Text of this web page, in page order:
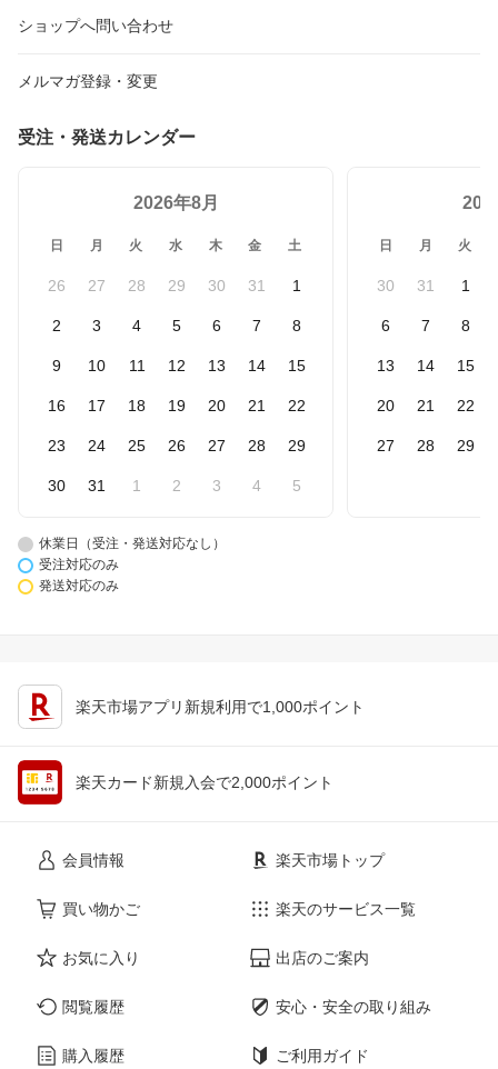
ショップへ問い合わせ
メルマガ登録・変更
受注・発送カレンダー
2026年8月
日 月 火 水 木 金 土
26 27 28 29 30 31 1
2 3 4 5 6 7 8
9 10 11 12 13 14 15
16 17 18 19 20 21 22
23 24 25 26 27 28 29
30 31 1 2 3 4 5
日 月 火
30 31 1
6 7 8
13 14 15
20 21 22
27 28 29
休業日（受注・発送対応なし）
受注対応のみ
発送対応のみ
楽天市場アプリ新規利用で1,000ポイント
楽天カード新規入会で2,000ポイント
会員情報
買い物かご
お気に入り
閲覧履歴
購入履歴
楽天市場トップ
楽天のサービス一覧
出店のご案内
安心・安全の取り組み
ご利用ガイド